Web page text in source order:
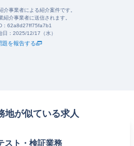
介事業者による紹介案件です。
紹介事業者に送信されます。
62a8d27ff75fa7b1
日： 2025/12/17（水）
題を報告する
地が似ている求人
スト・検証業務